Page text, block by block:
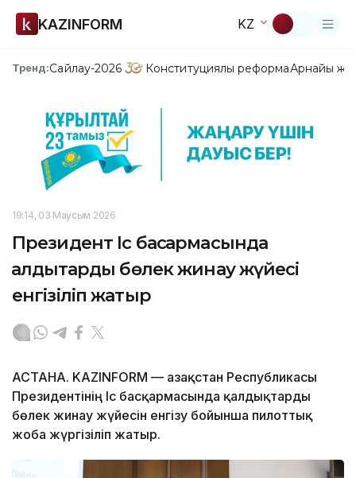
KAZINFORM KZ
Тренд:Сайлау-2026 Конституциялық реформаАрнайы
19:14, 03 Маусым 2026
Президент Іс басқармасында
қалдықтарды бөлек жинау жүйесі
енгізіліп жатыр
АСТАНА. KAZINFORM — Қазақстан Республикасы
Президентінің Іс басқармасында қалдықтарды
бөлек жинау жүйесін енгізу бойынша пилоттық
жоба жүргізіліп жатыр.